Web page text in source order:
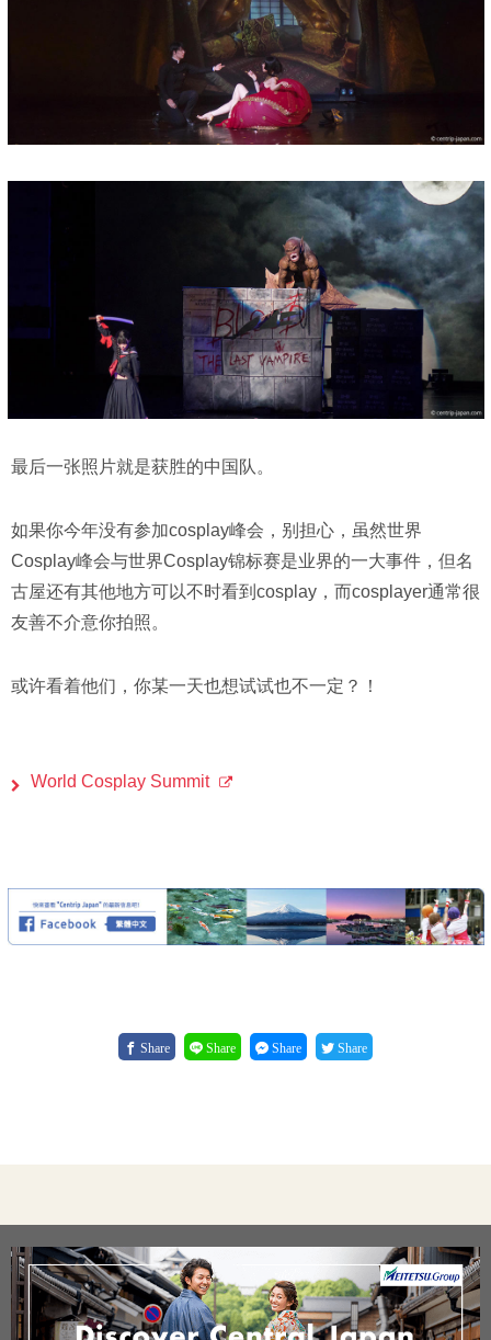
最后一张照片就是获胜的中国队。
如果你今年没有参加cosplay峰会，别担心，虽然世界
Cosplay峰会与世界Cosplay锦标赛是业界的一大事件，但名
古屋还有其他地方可以不时看到cosplay，而cosplayer通常很
友善不介意你拍照。
或许看着他们，你某一天也想试试也不一定？！
World Cosplay Summit
Share Share Share Share